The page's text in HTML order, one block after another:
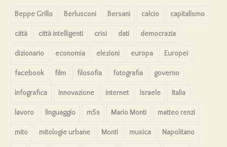
Beppe Grillo Berlusconi Bersani calcio capitalismo
città città intelligenti crisi dati democrazia
dizionario economia elezioni europa Europei
facebook film filosofia fotografia governo
infografica innovazione internet Israele Italia
lavoro linguaggio m5s Mario Monti matteo renzi
mito mitologie urbane Monti musica Napolitano